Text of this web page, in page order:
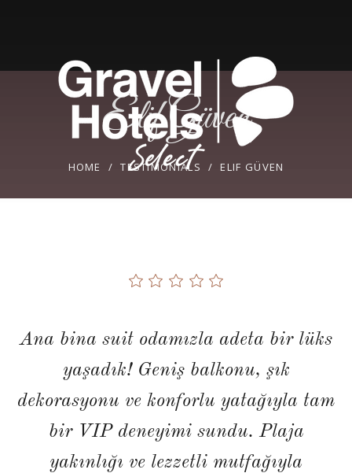
Elif Güven
HOME / TESTIMONIALS / ELIF GÜVEN
Ana bina suit odamızla adeta bir lüks
yaşadık! Geniş balkonu, şık
dekorasyonu ve konforlu yatağıyla tam
bir VIP deneyimi sundu. Plaja
yakınlığı ve lezzetli mutfağıyla